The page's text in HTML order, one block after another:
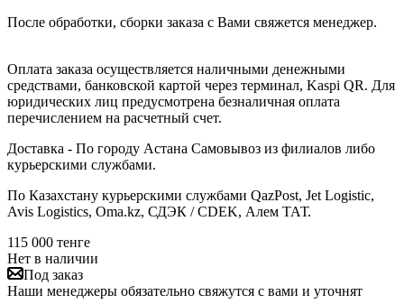
После обработки, сборки заказа с Вами свяжется менеджер.
Оплата заказа осуществляется наличными денежными
средствами, банковской картой через терминал, Kaspi QR. Для
юридических лиц предусмотрена безналичная оплата
перечислением на расчетный счет.
Доставка - По городу Астана Самовывоз из филиалов либо
курьерскими службами.
По Казахстану курьерскими службами QazPost, Jet Logistic,
Avis Logistics, Oma.kz, СДЭК / CDEK, Алем ТАТ.
115 000 тенге
Нет в наличии
Под заказ
Наши менеджеры обязательно свяжутся с вами и уточнят